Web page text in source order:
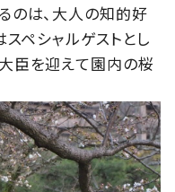
のは、大人の知的好
ペシャルゲストとし
臣を迎えて園内の桜